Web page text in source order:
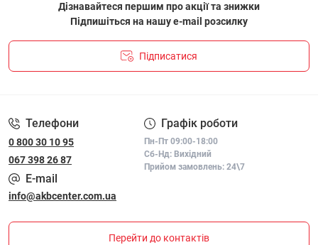
Дізнавайтеся першим про акції та знижки
Підпишіться на нашу e-mail розсилку
Підписатися
Телефони
0 800 30 10 95
067 398 26 87
Графік роботи
Пн-Пт 09:00-18:00
Сб-Нд: Вихідний
Прийом замовлень: 24\7
E-mail
info@akbcenter.com.ua
Перейти до контактів